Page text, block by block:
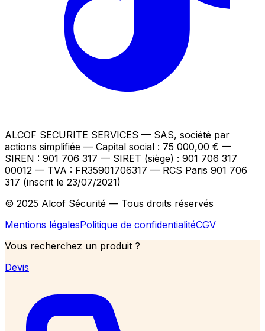
ALCOF SECURITE SERVICES — SAS, société par
actions simplifiée — Capital social : 75 000,00 € —
SIREN : 901 706 317 — SIRET (siège) : 901 706 317
00012 — TVA : FR35901706317 — RCS Paris 901 706
317 (inscrit le 23/07/2021)
© 2025 Alcof Sécurité — Tous droits réservés
Mentions légalesPolitique de confidentialitéCGV
Vous recherchez un produit ?
Devis